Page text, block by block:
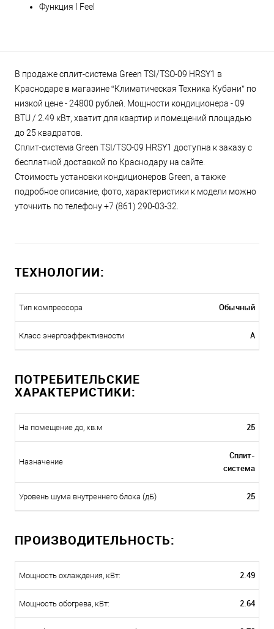
Функция I Feel
В продаже сплит-система Green TSI/TSO-09 HRSY1 в
Краснодаре в магазине “Климатическая Техника Кубани” по
низкой цене - 24800 рублей. Мощности кондиционера - 09
BTU / 2.49 кВт, хватит для квартир и помещений площадью
до 25 квадратов.
Сплит-система Green TSI/TSO-09 HRSY1 доступна к заказу с
бесплатной доставкой по Краснодару на сайте.
Стоимость установки кондиционеров Green, а также
подробное описание, фото, характеристики к модели можно
уточнить по телефону +7 (861) 290-03-32.
ТЕХНОЛОГИИ:
Тип компрессора Обычный
Класс энергоэффективности A
ПОТРЕБИТЕЛЬСКИЕ
ХАРАКТЕРИСТИКИ:
На помещение до, кв.м 25
Назначение
Сплит-
система
Уровень шума внутреннего блока (дБ) 25
ПРОИЗВОДИТЕЛЬНОСТЬ:
Мощность охлаждения, кВт: 2.49
Мощность обогрева, кВт: 2.64